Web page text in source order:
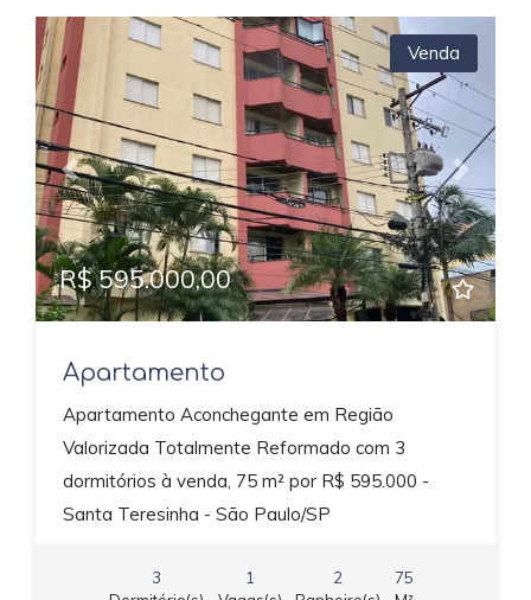
Previous Next
Venda
R$ 595.000,00
Apartamento
Apartamento Aconchegante em Região
Valorizada Totalmente Reformado com 3
dormitórios à venda, 75 m² por R$ 595.000 -
Santa Teresinha - São Paulo/SP
3
1
2
75